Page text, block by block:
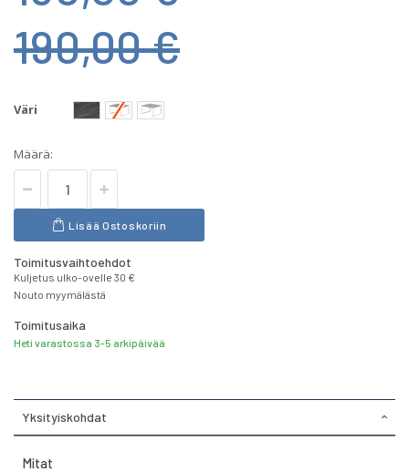
190,00 €
Väri
Määrä:
Lisää Ostoskoriin
Toimitusvaihtoehdot
Kuljetus ulko-ovelle 30 €
Nouto myymälästä
Toimitusaika
Heti varastossa 3-5 arkipäivää
Yksityiskohdat
Mitat